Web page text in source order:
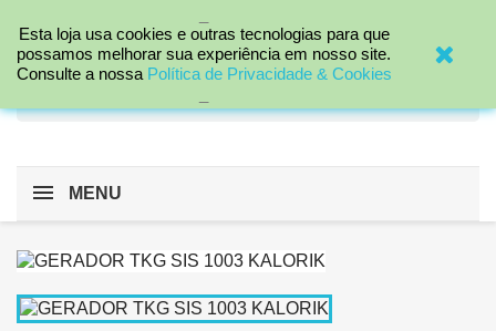

MENU
Esta loja usa cookies e outras tecnologias para que
possamos melhorar sua experiência em nosso site.
Consulte a nossa Política de Privacidade & Cookies